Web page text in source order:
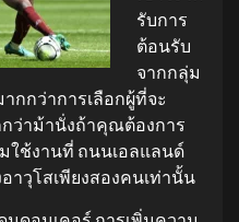
รับการ
ต้อนรับ
จากกลุ่ม
กกว่าการเลือกผู้ที่จะ
กว่าม้านั่งถ้าคุณต้องการ
ใช้งานที่ ถนนเอลแลนด์
าวุโสเพียงสองคนเท่านั้น